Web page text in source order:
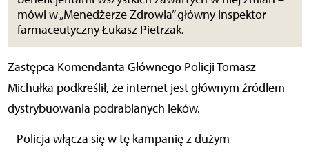
mówi w „Menedżerze Zdrowia” główny inspektor
farmaceutyczny Łukasz Pietrzak.
Zastępca Komendanta Głównego Policji Tomasz
Michułka podkreślił, że internet jest głównym źródłem
dystrybuowania podrabianych leków.
– Policja włącza się w tę kampanię z dużym